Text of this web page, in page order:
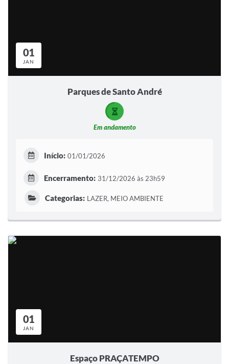
Autarquias
01
JAN
Parques de Santo André
Em andamento
Início: 01/01/2026
Encerramento: 31/12/2026 às 23h59
Categorias: LAZER, MEIO AMBIENTE
01
JAN
Espaço PRAÇATEMPO